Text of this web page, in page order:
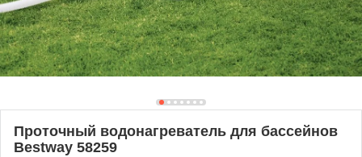
Проточный водонагреватель для бассейнов
Bestway 58259